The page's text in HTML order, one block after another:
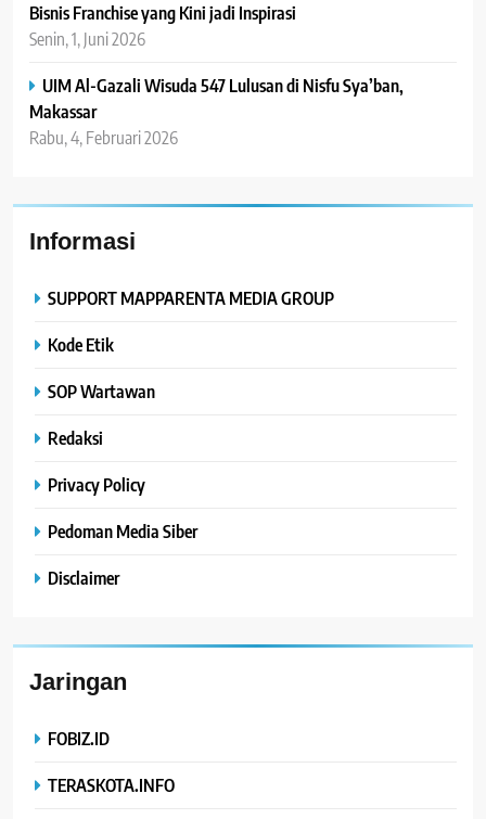
Bisnis Franchise yang Kini jadi Inspirasi
Senin, 1, Juni 2026
UIM Al-Gazali Wisuda 547 Lulusan di Nisfu Sya’ban,
Makassar
Rabu, 4, Februari 2026
Informasi
SUPPORT MAPPARENTA MEDIA GROUP
Kode Etik
SOP Wartawan
Redaksi
Privacy Policy
Pedoman Media Siber
Disclaimer
Jaringan
FOBIZ.ID
TERASKOTA.INFO